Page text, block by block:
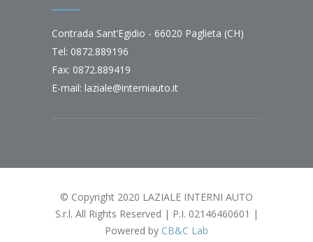
Contrada Sant’Egidio - 66020 Paglieta (CH)
Tel: 0872.889196
Fax: 0872.889419
E-mail: laziale@interniauto.it
© Copyright 2020 LAZIALE INTERNI AUTO
S.r.l. All Rights Reserved | P.I. 02146460601 |
Powered by CB&C Lab